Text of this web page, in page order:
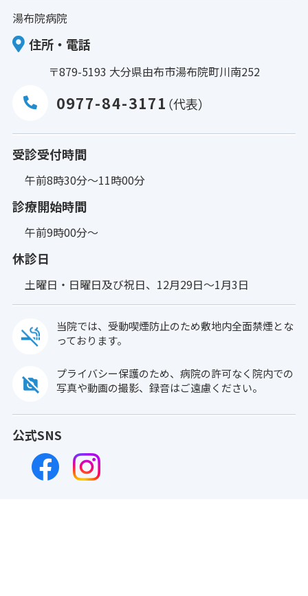
湯布院病院
住所・電話
〒879-5193 大分県由布市湯布院町川南252
0977-84-3171 （代表）
受診受付時間
午前8時30分～11時00分
診療開始時間
午前9時00分～
休診日
土曜日・日曜日及び祝日、12月29日～1月3日
当院では、受動喫煙防止のため敷地内全面禁煙とな
っております。
プライバシー保護のため、病院の許可なく院内での
写真や動画の撮影、録音はご遠慮ください。
公式SNS